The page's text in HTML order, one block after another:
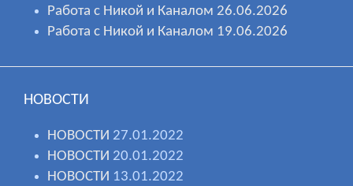
Работа с Никой и Каналом 26.06.2026
Работа с Никой и Каналом 19.06.2026
НОВОСТИ
НОВОСТИ 27.01.2022
НОВОСТИ 20.01.2022
НОВОСТИ 13.01.2022